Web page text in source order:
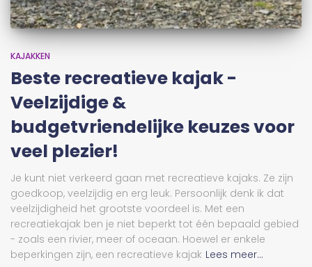
KAJAKKEN
Beste recreatieve kajak -
Veelzijdige &
budgetvriendelijke keuzes voor
veel plezier!
Je kunt niet verkeerd gaan met recreatieve kajaks. Ze zijn
goedkoop, veelzijdig en erg leuk. Persoonlijk denk ik dat
veelzijdigheid het grootste voordeel is. Met een
recreatiekajak ben je niet beperkt tot één bepaald gebied
- zoals een rivier, meer of oceaan. Hoewel er enkele
beperkingen zijn, een recreatieve kajak Lees meer...